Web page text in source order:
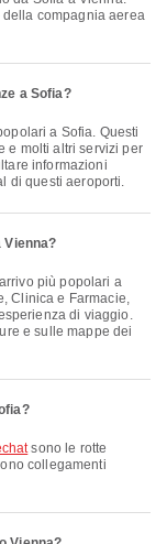
della compagnia aerea
a Sofia?
a Sofia. Questi
e molti altri servizi per
informazioni
di questi aeroporti.
Vienna?
più popolari a
Clinica e Farmacie,
di viaggio.
e sulle mappe dei
sono le rotte
collegamenti